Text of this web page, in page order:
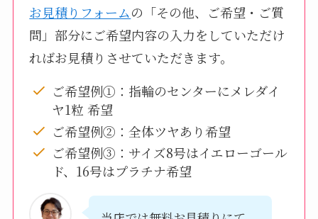
お見積りフォームの「その他、ご希望・ご質
問」部分にご希望内容の入力をしていただけ
ればお見積りさせていただきます。
ご希望例①：指輪のセンターにメレダイ
ヤ1粒 希望
ご希望例②：全体ツヤあり希望
ご希望例③：サイズ8号はイエローゴール
ド、16号はプラチナ希望